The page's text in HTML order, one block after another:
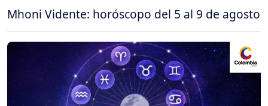
Mhoni Vidente: horóscopo del 5 al 9 de agosto